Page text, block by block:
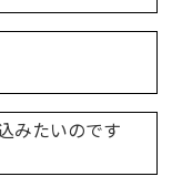
みたいのです